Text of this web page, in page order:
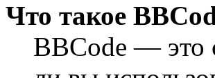
Что такое
BBCode — это